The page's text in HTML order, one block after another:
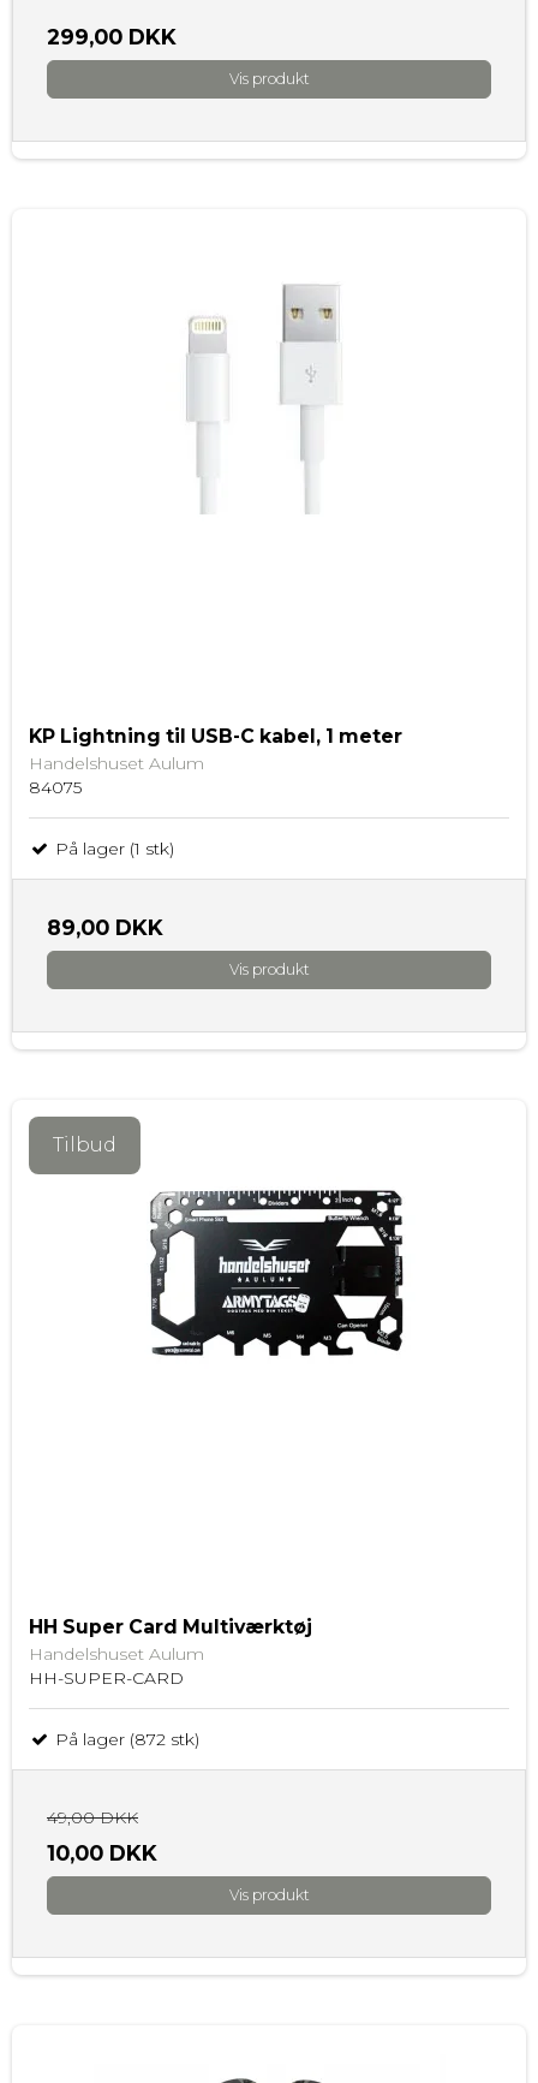
299,00 DKK
Vis produkt
KP Lightning til USB-C kabel, 1 meter
Handelshuset Aulum
84075
På lager (1 stk)
89,00 DKK
Vis produkt
Tilbud
HH Super Card Multiværktøj
Handelshuset Aulum
HH-SUPER-CARD
På lager (872 stk)
49,00 DKK
10,00 DKK
Vis produkt